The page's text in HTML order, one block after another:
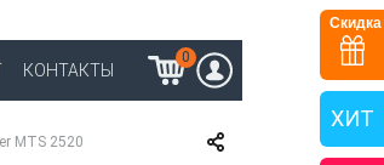
КОНТАКТЫ
0
MTS 2520
Скидка
ХИТ